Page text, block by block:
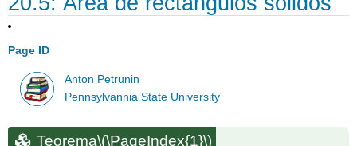
Page ID
Anton Petrunin
Pennsylvannia State University
Teorema\(\PageIndex{1}\)